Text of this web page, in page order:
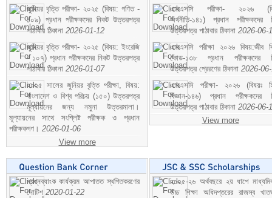
জুনিয়র বৃত্তি পরীক্ষা- ২০২৫ (বিষয়: গণিত -
১০৯) প্রধান পরীক্ষকদের নিকট উত্তরপত্র
পাঠাবার ঠিকানা 2026-01-12
জুনিয়র বৃত্তি পরীক্ষা- ২০২৫ (বিষয়: ইংরেজি
- ১০৭) প্রধান পরীক্ষকদের নিকট উত্তরপত্র
পাঠাবার ঠিকানা 2026-01-07
২০২৫ সালের জুনিয়র বৃত্তি পরীক্ষা, বিষয়:
বাংলাদেশ ও বিশ্ব পরিচয় (১৫০) উত্তরপত্র
মূল্যায়নের জন্য নমুনা উত্তরমালা।
মূল্যায়নের সাথে সংশ্লিষ্ট পরীক্ষক ও প্রধান
পরীক্ষকগণ। 2026-01-06
View more
এসএসসি পরীক্ষা- ২০২৬
অর্থনীতি-১৪১) প্রধান পরীক্ষকদের
উত্তরপত্র পাঠাবার ঠিকানা 2026-06-
এসএসসি পরীক্ষা ২০২৬ বিষয়:জীব
কোড-১৩৮ প্রধান পরীক্ষকদের
উত্তরপত্র প্রেরণের ঠিকানা 2026-
এসএসসি পরীক্ষা- ২০২৬ (বিষয়ঃ
বিজ্ঞান-১৪৬) প্রধান পরীক্ষকদের
উত্তরপত্র পাঠাবার ঠিকানা 2026-06-
View more
প্রশ্নব্যাংক কার্যক্রম আপাতত স্থগিতকরণের
নোটিশ 2020-01-22
২০২৫-২৬ অর্থবছরে ২য় ধাপে
উচ্চ শিক্ষা অধিদপ্তরের রাজস্ব